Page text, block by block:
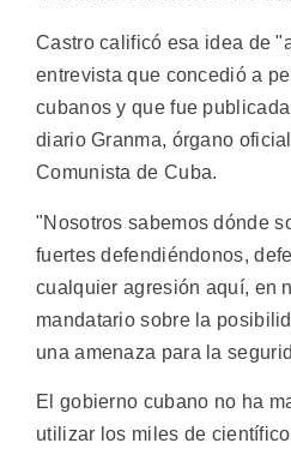
Castro calificó esa idea de
entrevista que concedió a
cubanos y que fue
diario Granma, órgano
Comunista de Cuba.
"Nosotros sabemos dónde
fuertes defendiéndonos,
cualquier agresión aquí, en
mandatario sobre la
una amenaza para la
El gobierno cubano no ha
utilizar los miles de